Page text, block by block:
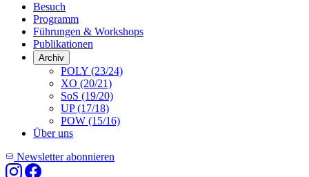
Besuch
Programm
Führungen & Workshops
Publikationen
Archiv
POLY (23/24)
XO (20/21)
SoS (19/20)
UP (17/18)
POW (15/16)
Über uns
Newsletter abonnieren